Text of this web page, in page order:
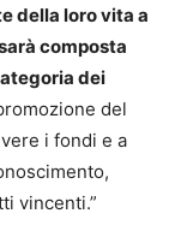
della loro vita a
composta
dei
del
i fondi e a
vincenti.”